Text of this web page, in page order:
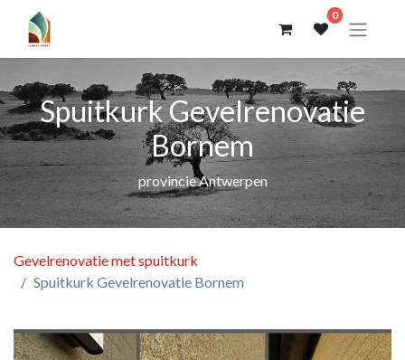
0
Spuitkurk Gevelrenovatie
Bornem
provincie Antwerpen
Gevelrenovatie met spuitkurk
Spuitkurk Gevelrenovatie Bornem